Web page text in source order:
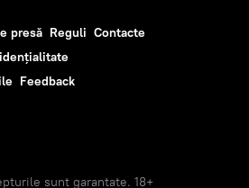
presă Reguli Contacte
Feedback
sunt garantate. 18+